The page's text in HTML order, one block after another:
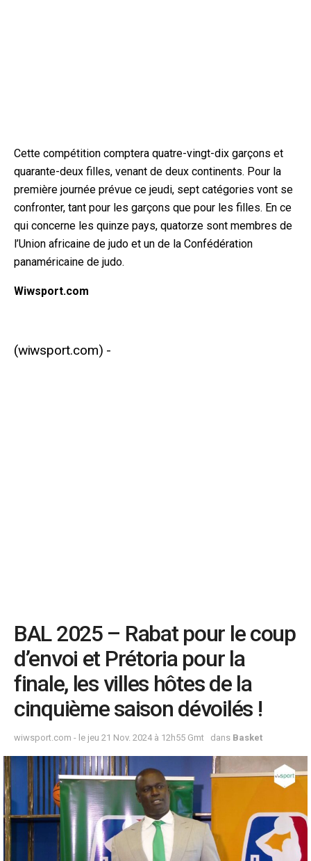
Cette compétition comptera quatre-vingt-dix garçons et
quarante-deux filles, venant de deux continents. Pour la
première journée prévue ce jeudi, sept catégories vont se
confronter, tant pour les garçons que pour les filles. En ce
qui concerne les quinze pays, quatorze sont membres de
l’Union africaine de judo et un de la Confédération
panaméricaine de judo.
Wiwsport.com
BAL 2025 – Rabat pour le coup
d’envoi et Prétoria pour la
finale, les villes hôtes de la
cinquième saison dévoilés !
wiwsport.com - le jeu 21 Nov. 2024 à 12h55 Gmt dans Basket